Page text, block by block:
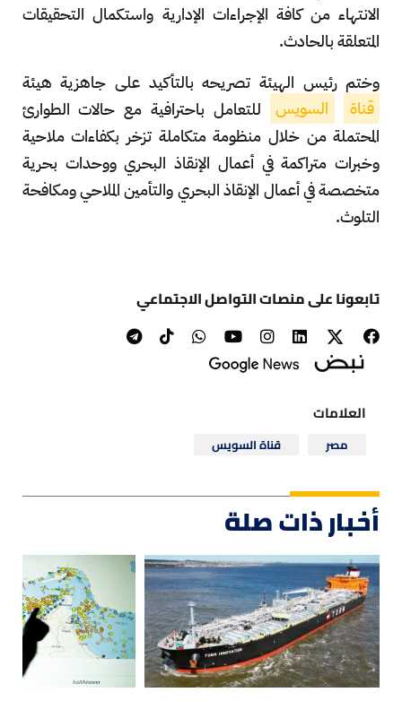
الانتهاء من كافة الإجراءات الإدارية واستكمال التحقيقات
المتعلقة بالحادث.
وختم رئيس الهيئة تصريحه بالتأكيد على جاهزية هيئة
قناة
السويس
للتعامل باحترافية مع حالات الطوارئ
المحتملة من خلال منظومة متكاملة تزخر بكفاءات ملاحية
وخبرات متراكمة في أعمال الإنقاذ البحري ووحدات بحرية
متخصصة في أعمال الإنقاذ البحري والتأمين الملاحي ومكافحة
التلوث.
تابعونا على منصات التواصل الاجتماعي
العلامات
مصر قناة السويس
أخبار ذات صلة